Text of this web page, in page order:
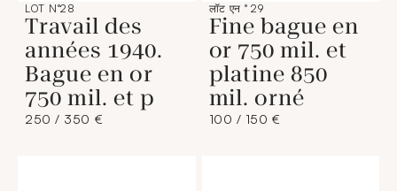
LOT N°28
Travail des
années 1940.
Bague en or
750 mil. et p
250 / 350 €
लॉट एन ° 29
Fine bague en
or 750 mil. et
platine 850
mil. orné
100 / 150 €